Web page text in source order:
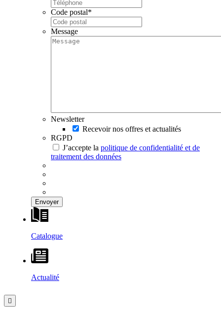
Code postal*
Message
Newsletter
Recevoir nos offres et actualités
RGPD
J’accepte la politique de confidentialité et de
traitement des données
Catalogue
Actualité